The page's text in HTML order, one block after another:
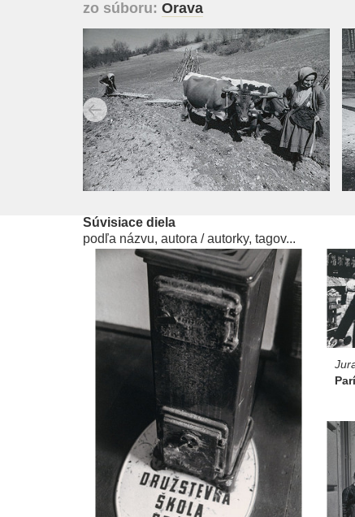
princípov.
folklórnej
Aurel
zo súboru: Orava
Súvisiace diela
podľa názvu, autora / autorky, tagov...